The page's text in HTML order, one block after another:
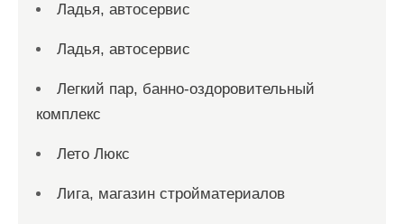
Ладья, автосервис
Ладья, автосервис
Легкий пар, банно-оздоровительный
комплекс
Лето Люкс
Лига, магазин стройматериалов